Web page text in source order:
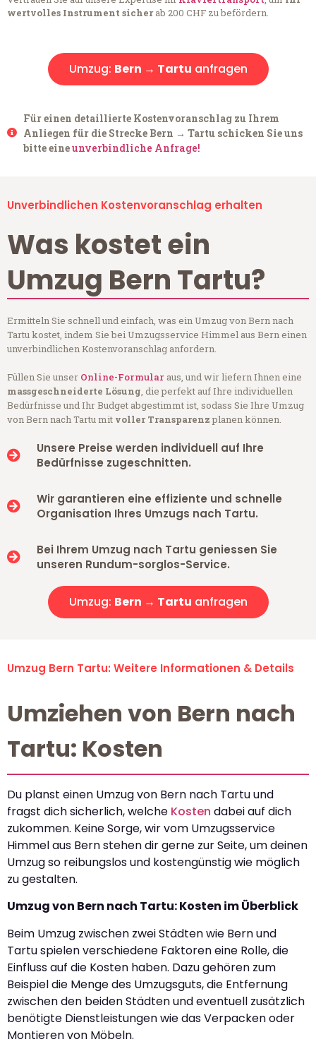
wertvolles Instrument sicherab 200 CHF zu befördern.
Umzug: Bern → Tartu anfragen
Für einen detaillierte Kostenvoranschlag zu Ihrem
Anliegen für die Strecke Bern → Tartu schicken Sie uns
bitte eineunverbindliche Anfrage!
Unverbindlichen Kostenvoranschlag erhalten
Was kostet ein
Umzug Bern Tartu?
Ermitteln Sie schnell und einfach, was ein Umzug von Bern nach
Tartu kostet, indem Sie bei Umzugsservice Himmel aus Bern einen
unverbindlichen Kostenvoranschlag anfordern.
Füllen Sie unser Online-Formular aus, und wir liefern Ihnen eine
massgeschneiderte Lösung, die perfekt auf Ihre individuellen
Bedürfnisse und Ihr Budget abgestimmt ist, sodass Sie Ihre Umzug
von Bern nach Tartu mit voller Transparenzplanen können.
Unsere Preise werden individuell auf Ihre
Bedürfnisse zugeschnitten.
Wir garantieren eine effiziente und schnelle
Organisation Ihres Umzugs nach Tartu.
Bei Ihrem Umzug nach Tartu geniessen Sie
unseren Rundum-sorglos-Service.
Umzug: Bern → Tartu anfragen
Umzug Bern Tartu: Weitere Informationen & Details
Umziehen von Bern nach
Tartu: Kosten
Du planst einen Umzug von Bern nach Tartu und
fragst dich sicherlich, welche Kosten dabei auf dich
zukommen. Keine Sorge, wir vom Umzugsservice
Himmel aus Bern stehen dir gerne zur Seite, um deinen
Umzug so reibungslos und kostengünstig wie möglich
zu gestalten.
Umzug von Bern nach Tartu: Kosten im Überblick
Beim Umzug zwischen zwei Städten wie Bern und
Tartu spielen verschiedene Faktoren eine Rolle, die
Einfluss auf die Kosten haben. Dazu gehören zum
Beispiel die Menge des Umzugsguts, die Entfernung
zwischen den beiden Städten und eventuell zusätzlich
benötigte Dienstleistungen wie das Verpacken oder
Montieren von Möbeln.